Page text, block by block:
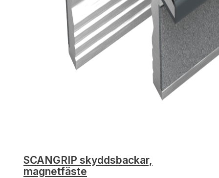
SCANGRIP skyddsbackar,
magnetfäste